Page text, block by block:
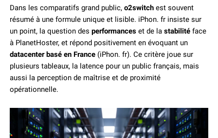
Dans les comparatifs grand public, o2switch est souvent
résumé à une formule unique et lisible. iPhon. fr insiste sur
un point, la question des performances et de la stabilité face
à PlanetHoster, et répond positivement en évoquant un
datacenter basé en France (iPhon. fr). Ce critère joue sur
plusieurs tableaux, la latence pour un public français, mais
aussi la perception de maîtrise et de proximité
opérationnelle.